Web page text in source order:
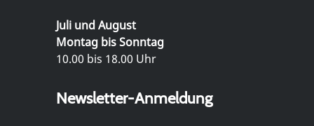
Juli und August
Montag bis Sonntag
10.00 bis 18.00 Uhr
Newsletter-Anmeldung